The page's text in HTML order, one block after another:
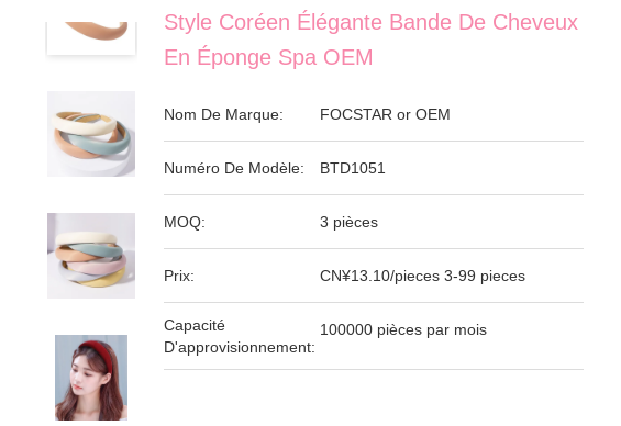
Style Coréen Élégante Bande De Cheveux
En Éponge Spa OEM
Nom De Marque: FOCSTAR or OEM
Numéro De Modèle: BTD1051
MOQ: 3 pièces
Prix: CN¥13.10/pieces 3-99 pieces
Capacité
D'approvisionnement:
100000 pièces par mois